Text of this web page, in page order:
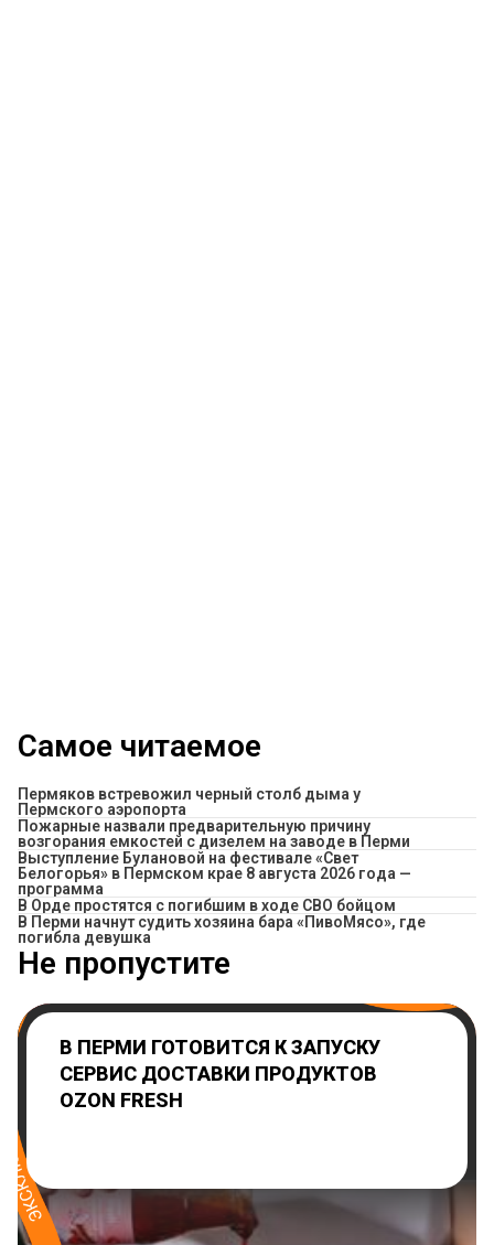
Самое читаемое
Пермяков встревожил черный столб дыма у
Пермского аэропорта
Пожарные назвали предварительную причину
возгорания емкостей с дизелем на заводе в Перми
Выступление Булановой на фестивале «Свет
Белогорья» в Пермском крае 8 августа 2026 года —
программа
В Орде простятся с погибшим в ходе СВО бойцом
​В Перми начнут судить хозяина бара «ПивоМясо», где
погибла девушка
Не пропустите
В ПЕРМИ ГОТОВИТСЯ К ЗАПУСКУ
СЕРВИС ДОСТАВКИ ПРОДУКТОВ
OZON FRESH